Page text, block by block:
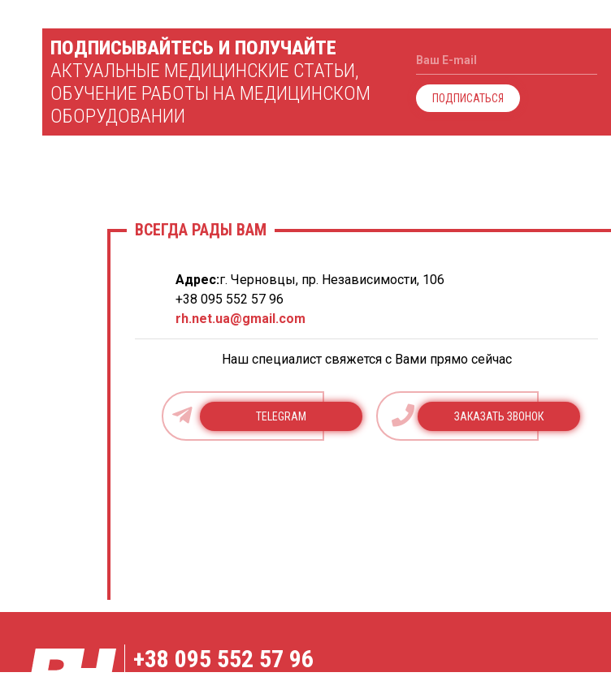
ПОДПИСЫВАЙТЕСЬ И ПОЛУЧАЙТЕ
АКТУАЛЬНЫЕ МЕДИЦИНСКИЕ СТАТЬИ,
ОБУЧЕНИЕ РАБОТЫ НА МЕДИЦИНСКОМ
ОБОРУДОВАНИИ
Ваш E-mail
ПОДПИСАТЬСЯ
ВСЕГДА РАДЫ ВАМ
Адрес:г. Черновцы, пр. Независимости, 106
+38 095 552 57 96
rh.net.ua@gmail.com
Наш специалист свяжется с Вами прямо сейчас
TELEGRAM ЗАКАЗАТЬ ЗВОНОК
+38 095 552 57 96